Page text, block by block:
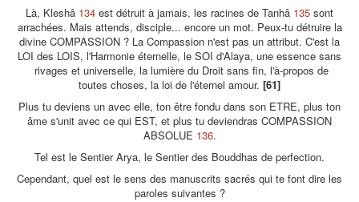
Là, Kleshâ 134 est détruit à jamais, les racines de Tanhâ 135 sont
arrachées. Mais attends, disciple... encore un mot. Peux-tu détruire la
divine COMPASSION ? La Compassion n'est pas un attribut. C'est la
LOI des LOIS, l'Harmonie éternelle, le SOI d'Alaya, une essence sans
rivages et universelle, la lumière du Droit sans fin, l'à-propos de
toutes choses, la loi de l'éternel amour. [61]
Plus tu deviens un avec elle, ton être fondu dans son ETRE, plus ton
âme s'unit avec ce qui EST, et plus tu deviendras COMPASSION
ABSOLUE 136.
Tel est le Sentier Arya, le Sentier des Bouddhas de perfection.
Cependant, quel est le sens des manuscrits sacrés qui te font dire les
paroles suivantes ?